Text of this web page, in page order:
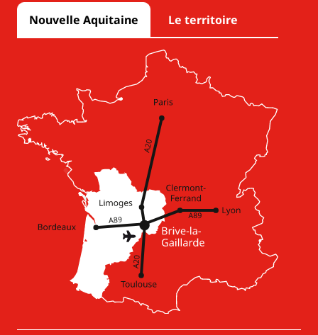
Nouvelle Aquitaine Le territoire